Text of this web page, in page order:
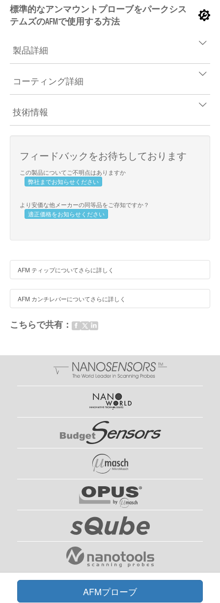
標準的なアンマウントプローブをパークシス
テムズのAFMで使用する方法
製品詳細
コーティング詳細
技術情報
フィードバックをお待ちしております
この製品についてご不明点はありますか
弊社までお知らせください
より安価な他メーカーの同等品をご存知ですか？
適正価格をお知らせください
AFM ティップについてさらに詳しく
AFM カンチレバーについてさらに詳しく
こちらで共有：
AFMプローブ